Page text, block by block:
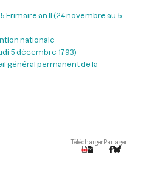
Frimaire an II (24 novembre au 5
nationale
5 décembre 1793)
général permanent de la
TéléchargerPartager